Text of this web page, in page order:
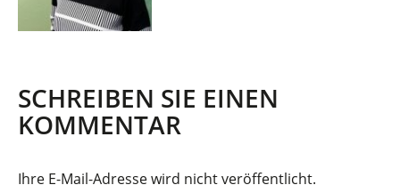
SCHREIBEN SIE EINEN
KOMMENTAR
Ihre E-Mail-Adresse wird nicht veröffentlicht.